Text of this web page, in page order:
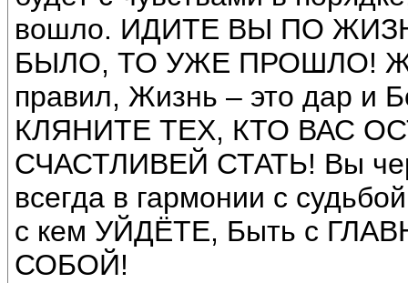
вошло. ИДИТЕ ВЫ ПО
БЫЛО, ТО УЖЕ ПРОШЛО!
правил, Жизнь – это дар и
КЛЯНИТЕ ТЕХ, КТО ВАС
СЧАСТЛИВЕЙ СТАТЬ! Вы
всегда в гармонии с
с кем УЙДЁТЕ, Быть с
СОБОЙ!